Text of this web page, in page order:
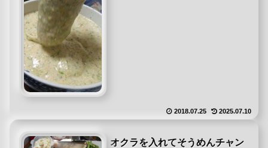
2018.07.25 2025.07.10
オクラを入れてそうめんチャン